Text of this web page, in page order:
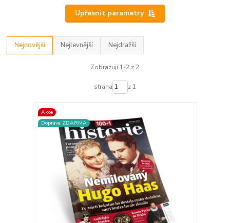
Upřesnit parametry
Nejnovější Nejlevnější Nejdražší
Zobrazuji 1-2 z 2
strana z 1
Akce
Doprava ZDARMA